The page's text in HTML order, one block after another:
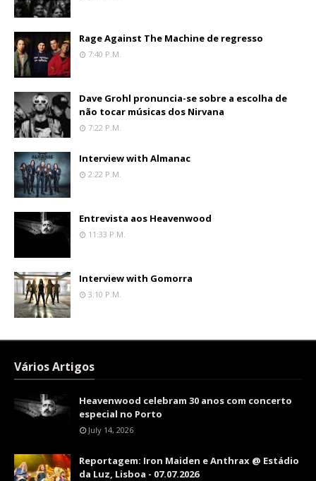
Rage Against The Machine de regresso
7:40 P.m.
Dave Grohl pronuncia-se sobre a escolha de
não tocar músicas dos Nirvana
7:22 P.m.
Interview with Almanac
2:22 P.m.
Entrevista aos Heavenwood
11:33 P.m.
Interview with Gomorra
3:10 P.m.
Vários Artigos
Heavenwood celebram 30 anos com concerto
especial no Porto
July 14, 2026
Reportagem: Iron Maiden e Anthrax @ Estádio
da Luz, Lisboa - 07.07.2026